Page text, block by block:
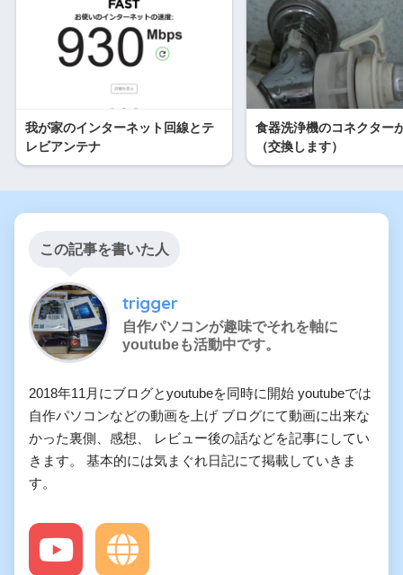
我が家のインターネット回線とテ
レビアンテナ
食器洗浄機のコネクター
（交換します）
この記事を書いた人
trigger
自作パソコンが趣味でそれを軸に
youtubeも活動中です。
2018年11月にブログとyoutubeを同時に開始 youtubeでは
自作パソコンなどの動画を上げ ブログにて動画に出来な
かった裏側、感想、 レビュー後の話などを記事にしてい
きます。 基本的には気まぐれ日記にて掲載していきま
す。